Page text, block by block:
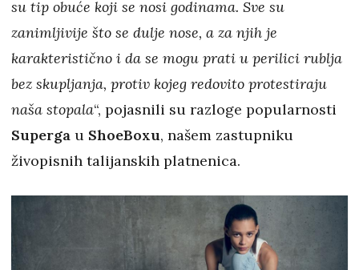
su tip obuće koji se nosi godinama. Sve su
zanimljivije što se dulje nose, a za njih je
karakteristično i da se mogu prati u perilici rublja
bez skupljanja, protiv kojeg redovito protestiraju
naša stopala“, pojasnili su razloge popularnosti
Superga u ShoeBoxu, našem zastupniku
živopisnih talijanskih platnenica.